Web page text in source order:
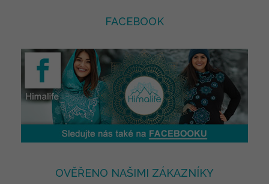
FACEBOOK
OVĚŘENO NAŠIMI ZÁKAZNÍKY